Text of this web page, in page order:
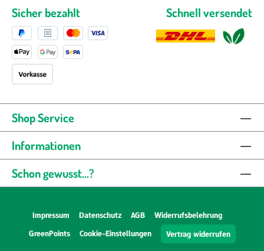
Sicher bezahlt Schnell versendet
Shop Service
Informationen
Schon gewusst...?
Impressum Datenschutz AGB
Widerrufsbelehrung
GreenPoints
Cookie-Einstellungen Vertrag widerrufen